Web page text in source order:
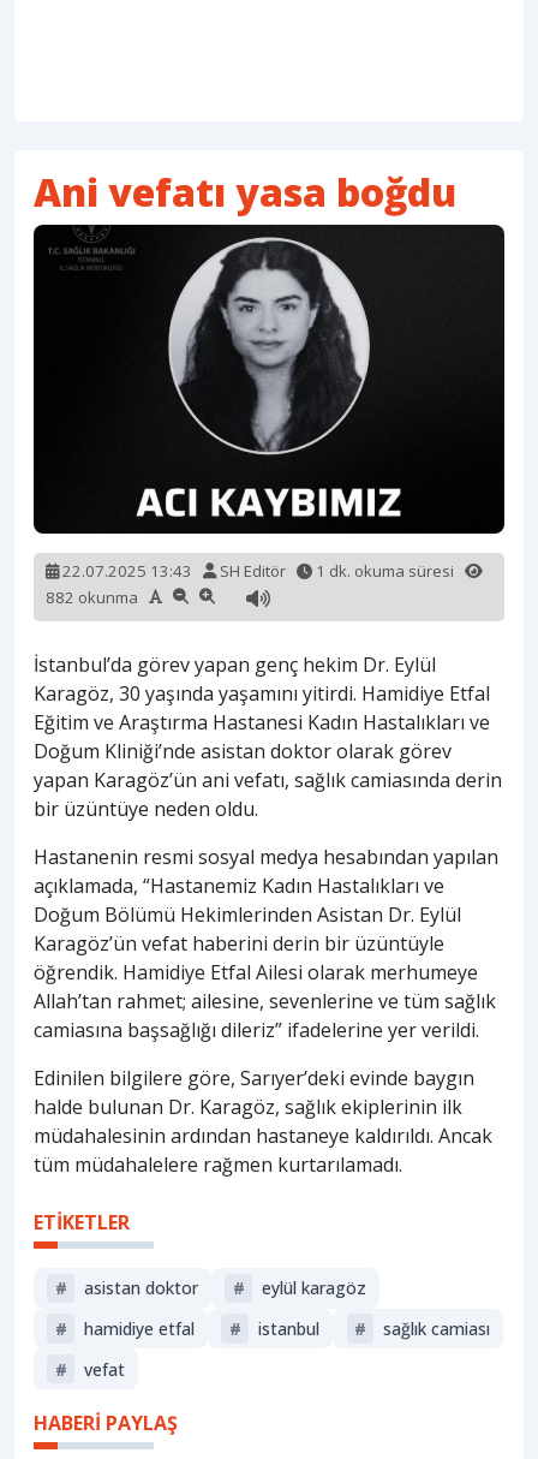
Ani vefatı yasa boğdu
22.07.2025 13:43 SH Editör
1 dk. okuma süresi
882 okunma
İstanbul’da görev yapan genç hekim Dr. Eylül
Karagöz, 30 yaşında yaşamını yitirdi. Hamidiye Etfal
Eğitim ve Araştırma Hastanesi Kadın Hastalıkları ve
Doğum Kliniği’nde asistan doktor olarak görev
yapan Karagöz’ün ani vefatı, sağlık camiasında derin
bir üzüntüye neden oldu.
Hastanenin resmi sosyal medya hesabından yapılan
açıklamada, “Hastanemiz Kadın Hastalıkları ve
Doğum Bölümü Hekimlerinden Asistan Dr. Eylül
Karagöz’ün vefat haberini derin bir üzüntüyle
öğrendik. Hamidiye Etfal Ailesi olarak merhumeye
Allah’tan rahmet; ailesine, sevenlerine ve tüm sağlık
camiasına başsağlığı dileriz” ifadelerine yer verildi.
Edinilen bilgilere göre, Sarıyer’deki evinde baygın
halde bulunan Dr. Karagöz, sağlık ekiplerinin ilk
müdahalesinin ardından hastaneye kaldırıldı. Ancak
tüm müdahalelere rağmen kurtarılamadı.
ETİKETLER
# asistan doktor #
eylül karagöz
#
hamidiye etfal # i̇stanbul #
sağlık camiası
#
vefat
HABERİ PAYLAŞ